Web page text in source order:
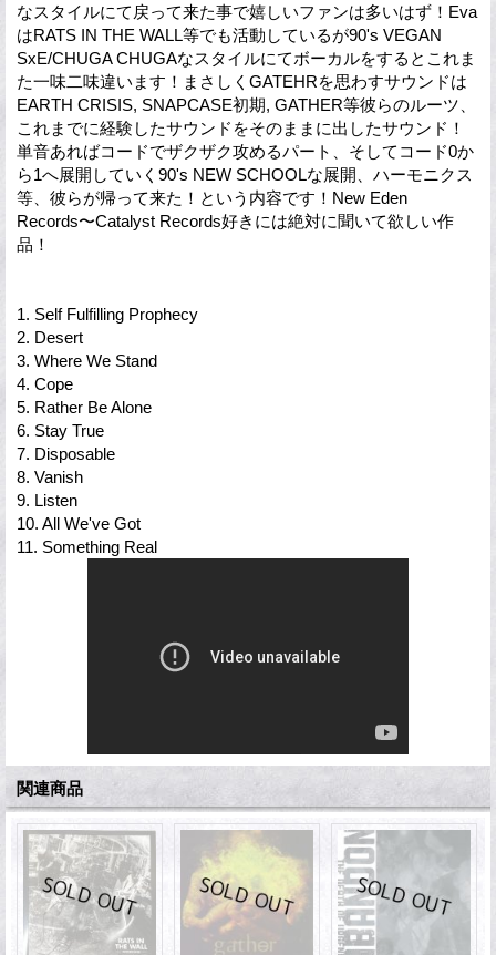
なスタイルにて戻って来た事で嬉しいファンは多いはず！Eva
はRATS IN THE WALL等でも活動しているが90's VEGAN
SxE/CHUGA CHUGAなスタイルにてボーカルをするとこれま
た一味二味違います！まさしくGATEHRを思わすサウンドは
EARTH CRISIS, SNAPCASE初期, GATHER等彼らのルーツ、
これまでに経験したサウンドをそのままに出したサウンド！
単音あればコードでザクザク攻めるパート、そしてコード0か
ら1へ展開していく90's NEW SCHOOLな展開、ハーモニクス
等、彼らが帰って来た！という内容です！New Eden
Records〜Catalyst Records好きには絶対に聞いて欲しい作
品！
1. Self Fulfilling Prophecy
2. Desert
3. Where We Stand
4. Cope
5. Rather Be Alone
6. Stay True
7. Disposable
8. Vanish
9. Listen
10. All We've Got
11. Something Real
関連商品